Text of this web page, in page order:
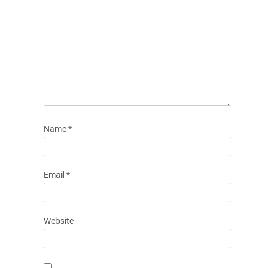
Name*
Email *
Website